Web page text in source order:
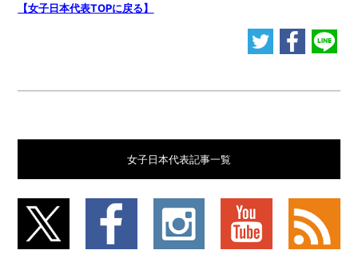
【女子日本代表TOPに戻る】
女子日本代表記事一覧